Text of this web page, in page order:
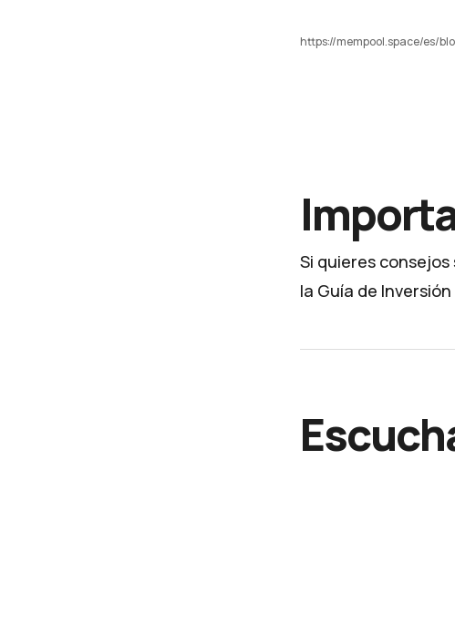
https://mempool.space/es/
Si quieres
la Guía de